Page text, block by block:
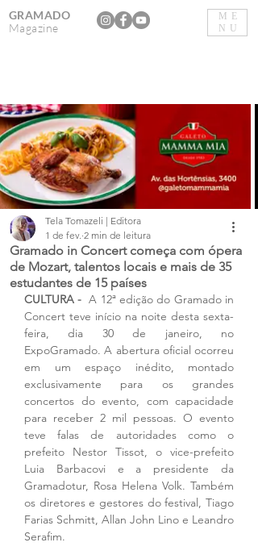
ME
NU
GRAMADO
Magazine
Gramado in Concert começa com ópera
de Mozart, talentos locais e mais de 35
estudantes de 15 países
Tela Tomazeli | Editora
1 de fev. 2 min de leitura
CULTURA -
  A 12ª edição do Gramado in
Concert teve início na noite desta sexta-
feira, dia 30 de janeiro, no
ExpoGramado. A abertura oficial ocorreu
em um espaço inédito, montado
exclusivamente para os grandes
concertos do evento, com capacidade
para receber 2 mil pessoas. O evento
teve falas de autoridades como o
prefeito Nestor Tissot, o vice-prefeito
Luia Barbacovi e a presidente da
Gramadotur, Rosa Helena Volk. Também
os diretores e gestores do festival, Tiago
Farias Schmitt, Allan John Lino e Leandro
Serafim.